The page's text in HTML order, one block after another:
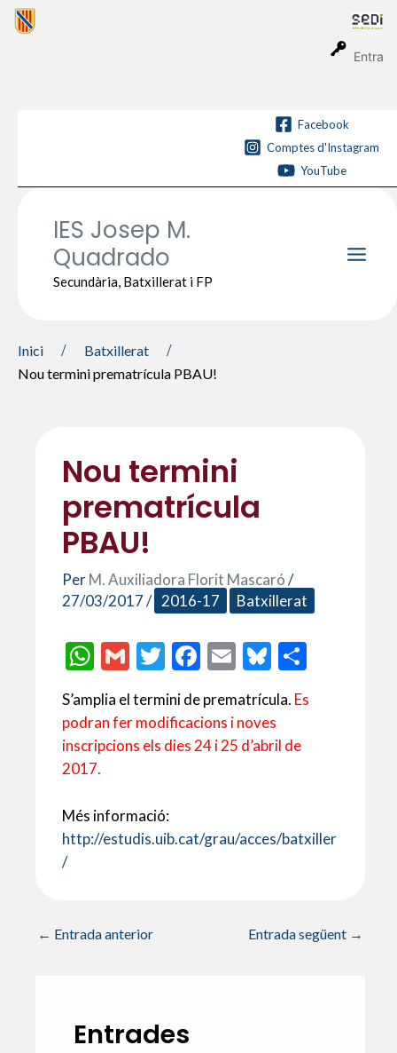
Entra
Vés
Facebook
Comptes d'Instagram
YouTube
IES Josep M.
Quadrado
Secundària, Batxillerat i FP
Inici
Batxillerat
Nou termini prematrícula PBAU!
Nou termini
prematrícula
PBAU!
PerM. Auxiliadora Florit Mascaró/
27/03/2017/ 2016-17 Batxillerat
W
at
s
A
p
G
ai
l
T
itt
er
F
e
b
k
E
ai
l
Bl
es
ky
m
ix
S’amplia el termini de prematrícula. Es
podran fer modificacions i noves
inscripcions els dies 24 i 25 d’abril de
2017.
Més informació:
http://estudis.uib.cat/grau/acces/batxiller
/
← Entrada anterior Entrada següent →
Entrades